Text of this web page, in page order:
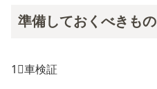
準備しておくべきもの
1⃣車検証